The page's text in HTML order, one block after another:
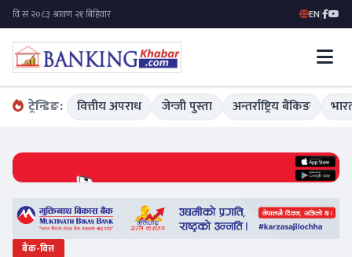
EN|
ट्रेन्डिङ: वित्तीय अपराध जेन्जी पुस्ता अन्तर्राष्ट्रिय बैंकिङ
बैंक-वित्त